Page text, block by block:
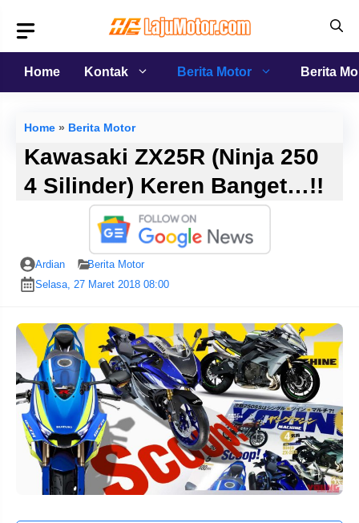
isi
Home
Kontak Berita Motor Berita
Home » Berita Motor
Kawasaki ZX25R (Ninja 250
4 Silinder) Keren Banget…!!
Ardian
Berita Motor
Selasa, 27 Maret 2018 08:00